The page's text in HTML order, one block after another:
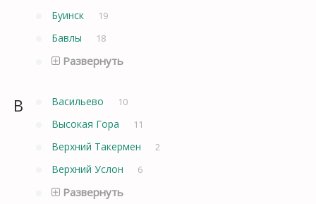
Буинск 19
Бавлы 18
Развернуть
В Васильево 10
Высокая Гора 11
Верхний Такермен 2
Верхний Услон 6
Развернуть